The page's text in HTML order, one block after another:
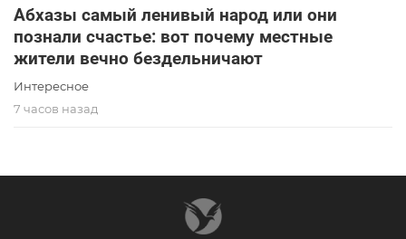
Абхазы самый ленивый народ или они
познали счастье: вот почему местные
жители вечно бездельничают
Интересное
7 часов назад